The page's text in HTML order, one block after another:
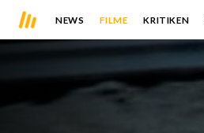
NEWS FILME KRITIKEN